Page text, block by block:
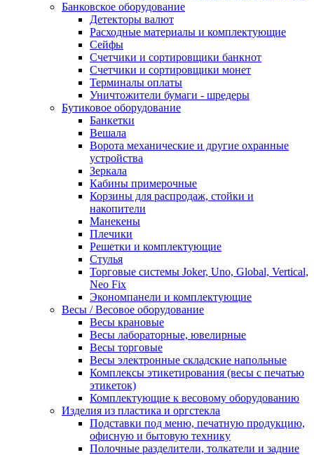
Банковское оборудование
Детекторы валют
Расходные материалы и комплектующие
Сейфы
Счетчики и сортировщики банкнот
Счетчики и сортировщики монет
Терминалы оплаты
Уничтожители бумаги - шредеры
Бутиковое оборудование
Банкетки
Вешала
Ворота механические и другие охранные
устройства
Зеркала
Кабины примерочные
Корзины для распродаж, стойки и
накопители
Манекены
Плечики
Решетки и комплектующие
Стулья
Торговые системы Joker, Uno, Global, Vertical,
Neo Fix
Экономпанели и комплектующие
Весы / Весовое оборудование
Весы крановые
Весы лабораторные, ювелирные
Весы торговые
Весы электронные складские напольные
Комплексы этикетирования (весы с печатью
этикеток)
Комплектующие к весовому оборудованию
Изделия из пластика и оргстекла
Подставки под меню, печатную продукцию,
офисную и бытовую технику
Полочные разделители, толкатели и задние